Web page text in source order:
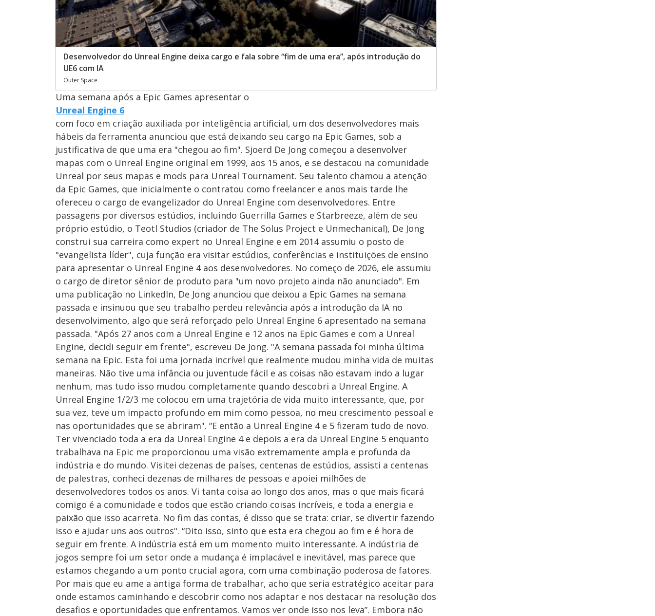
Desenvolvedor do Unreal Engine deixa cargo e fala sobre “fim de uma era”, após introdução do
UE6 com IA
Outer Space
Uma semana após a Epic Games apresentar o
Unreal Engine 6
com foco em criação auxiliada por inteligência artificial, um dos desenvolvedores mais
hábeis da ferramenta anunciou que está deixando seu cargo na Epic Games, sob a
justificativa de que uma era "chegou ao fim". Sjoerd De Jong começou a desenvolver
mapas com o Unreal Engine original em 1999, aos 15 anos, e se destacou na comunidade
Unreal por seus mapas e mods para Unreal Tournament. Seu talento chamou a atenção
da Epic Games, que inicialmente o contratou como freelancer e anos mais tarde lhe
ofereceu o cargo de evangelizador do Unreal Engine com desenvolvedores. Entre
passagens por diversos estúdios, incluindo Guerrilla Games e Starbreeze, além de seu
próprio estúdio, o Teotl Studios (criador de The Solus Project e Unmechanical), De Jong
construi sua carreira como expert no Unreal Engine e em 2014 assumiu o posto de
"evangelista líder", cuja função era visitar estúdios, conferências e instituições de ensino
para apresentar o Unreal Engine 4 aos desenvolvedores. No começo de 2026, ele assumiu
o cargo de diretor sênior de produto para "um novo projeto ainda não anunciado". Em
uma publicação no LinkedIn, De Jong anunciou que deixou a Epic Games na semana
passada e insinuou que seu trabalho perdeu relevância após a introdução da IA no
desenvolvimento, algo que será reforçado pelo Unreal Engine 6 apresentado na semana
passada. "Após 27 anos com a Unreal Engine e 12 anos na Epic Games e com a Unreal
Engine, decidi seguir em frente", escreveu De Jong. "A semana passada foi minha última
semana na Epic. Esta foi uma jornada incrível que realmente mudou minha vida de muitas
maneiras. Não tive uma infância ou juventude fácil e as coisas não estavam indo a lugar
nenhum, mas tudo isso mudou completamente quando descobri a Unreal Engine. A
Unreal Engine 1/2/3 me colocou em uma trajetória de vida muito interessante, que, por
sua vez, teve um impacto profundo em mim como pessoa, no meu crescimento pessoal e
nas oportunidades que se abriram". “E então a Unreal Engine 4 e 5 fizeram tudo de novo.
Ter vivenciado toda a era da Unreal Engine 4 e depois a era da Unreal Engine 5 enquanto
trabalhava na Epic me proporcionou uma visão extremamente ampla e profunda da
indústria e do mundo. Visitei dezenas de países, centenas de estúdios, assisti a centenas
de palestras, conheci dezenas de milhares de pessoas e apoiei milhões de
desenvolvedores todos os anos. Vi tanta coisa ao longo dos anos, mas o que mais ficará
comigo é a comunidade e todos que estão criando coisas incríveis, e toda a energia e
paixão que isso acarreta. No fim das contas, é disso que se trata: criar, se divertir fazendo
isso e ajudar uns aos outros". “Dito isso, sinto que esta era chegou ao fim e é hora de
seguir em frente. A indústria está em um momento muito interessante. A indústria de
jogos sempre foi um setor onde a mudança é implacável e inevitável, mas parece que
estamos chegando a um ponto crucial agora, com uma combinação poderosa de fatores.
Por mais que eu ame a antiga forma de trabalhar, acho que seria estratégico aceitar para
onde estamos caminhando e descobrir como nos adaptar e nos destacar na resolução dos
desafios e oportunidades que enfrentamos. Vamos ver onde isso nos leva”. Embora não